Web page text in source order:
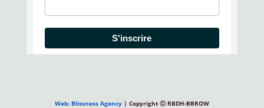
S'inscrire
Web: Blissness Agency| Copyright Ⓒ RBDH-BBROW